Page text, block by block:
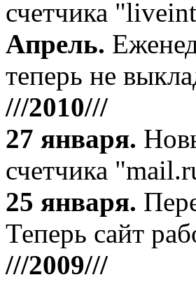
счетчика
Апрель.
теперь не
///2010///
27 января.
счетчика
25 января.
Теперь сайт
///2009///